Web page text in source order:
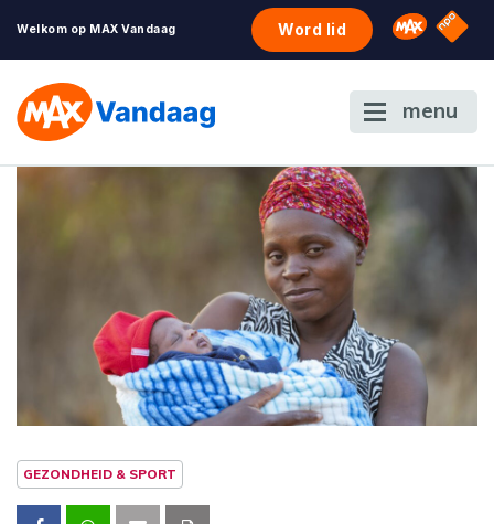
Welkom op MAX Vandaag Word lid Omroep
NPO
menu
GEZONDHEID & SPORT